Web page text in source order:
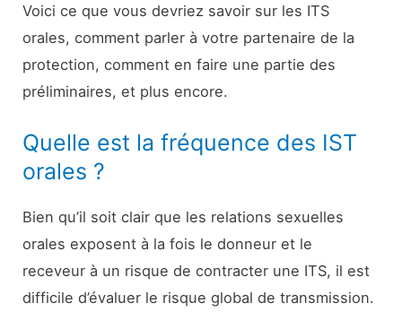
Voici ce que vous devriez savoir sur les ITS
orales, comment parler à votre partenaire de la
protection, comment en faire une partie des
préliminaires, et plus encore.
Quelle est la fréquence des IST
orales ?
Bien qu’il soit clair que les relations sexuelles
orales exposent à la fois le donneur et le
receveur à un risque de contracter une ITS, il est
difficile d’évaluer le risque global de transmission.